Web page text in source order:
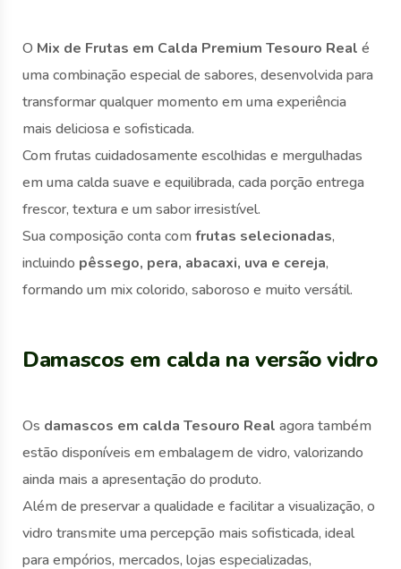
O Mix de Frutas em Calda Premium Tesouro Real é
uma combinação especial de sabores, desenvolvida para
transformar qualquer momento em uma experiência
mais deliciosa e sofisticada.
Com frutas cuidadosamente escolhidas e mergulhadas
em uma calda suave e equilibrada, cada porção entrega
frescor, textura e um sabor irresistível.
Sua composição conta com frutas selecionadas,
incluindo pêssego, pera, abacaxi, uva e cereja,
formando um mix colorido, saboroso e muito versátil.
Damascos em calda na versão vidro
Os damascos em calda Tesouro Real agora também
estão disponíveis em embalagem de vidro, valorizando
ainda mais a apresentação do produto.
Além de preservar a qualidade e facilitar a visualização, o
vidro transmite uma percepção mais sofisticada, ideal
para empórios, mercados, lojas especializadas,